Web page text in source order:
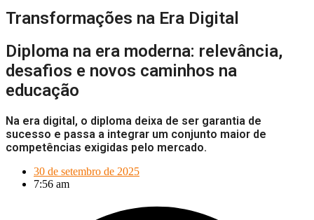
Transformações na Era Digital
Diploma na era moderna: relevância,
desafios e novos caminhos na
educação
Na era digital, o diploma deixa de ser garantia de
sucesso e passa a integrar um conjunto maior de
competências exigidas pelo mercado.
30 de setembro de 2025
7:56 am